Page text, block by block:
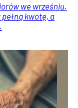
we wrześniu.
kwotę, a